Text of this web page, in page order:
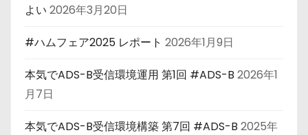
よい 2026年3月20日
#ハムフェア2025 レポート 2026年1月9日
本気でADS-B受信環境運用 第1回 #ADS-B 2026年1
月7日
本気でADS-B受信環境構築 第7回 #ADS-B 2025年